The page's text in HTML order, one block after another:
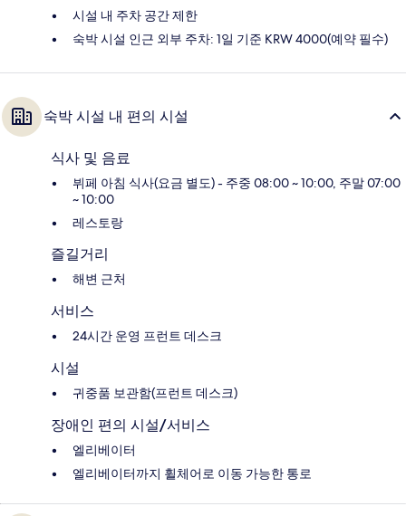
시설 내 주차 공간 제한
숙박 시설 인근 외부 주차: 1일 기준 KRW 4000(예약 필수)
숙박 시설 내 편의 시설
식사 및 음료
뷔페 아침 식사(요금 별도) - 주중 08:00 ~ 10:00, 주말 07:00
~ 10:00
레스토랑
즐길거리
해변 근처
서비스
24시간 운영 프런트 데스크
시설
귀중품 보관함(프런트 데스크)
장애인 편의 시설/서비스
엘리베이터
엘리베이터까지 휠체어로 이동 가능한 통로